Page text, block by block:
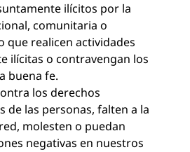
ilícitos por la
comunitaria o
que realicen actividades
ilícitas o contravengan los
buena fe.
los derechos
de las personas, falten a la
molesten o puedan
negativas en nuestros